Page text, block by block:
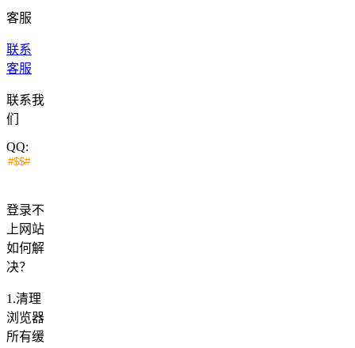
客服
联系
客服
联系我
们
QQ:
登录不
上网站
如何解
决？
1.清理
浏览器
所有缓